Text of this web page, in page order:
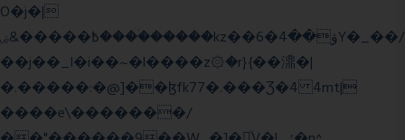
O�j�|
߿�����&ۻ����ۛ�����kz��ۋ��4�6Y�_��/
��j��_I�i��~�l����z۞�r}{��濎�|
�.�����:�@]��ɮfk77�.���Ʒ�4 4mt|
����e\�������/